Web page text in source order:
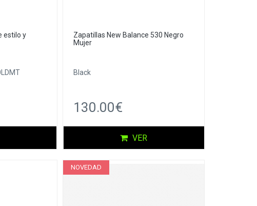
estilo y
Zapatillas New Balance 530 Negro
Mujer
Black
130.00€
VER
NOVEDAD